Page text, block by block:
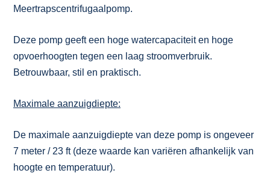
Meertrapscentrifugaalpomp.
Deze pomp geeft een hoge watercapaciteit en hoge
opvoerhoogten tegen een laag stroomverbruik.
Betrouwbaar, stil en praktisch.
Maximale aanzuigdiepte:
De maximale aanzuigdiepte van deze pomp is ongeveer
7 meter / 23 ft (deze waarde kan variëren afhankelijk van
hoogte en temperatuur).